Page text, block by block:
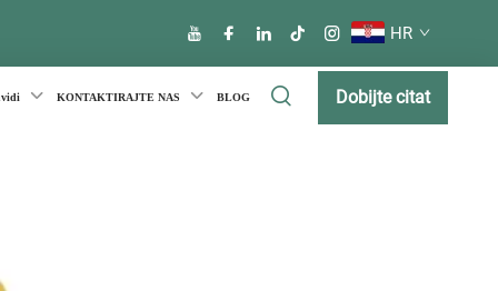
HR
KONTAKTIRAJTE NAS BLOG Dobijte citat